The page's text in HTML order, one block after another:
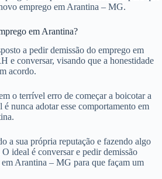
emprego em Arantina – MG.
em Arantina?
a pedir demissão do emprego em
e conversar, visando que a honestidade
acordo.
o terrível erro de começar a boicotar a
nunca adotar esse comportamento em
a sua própria reputação e fazendo algo
ideal é conversar e pedir demissão
Arantina – MG para que façam um